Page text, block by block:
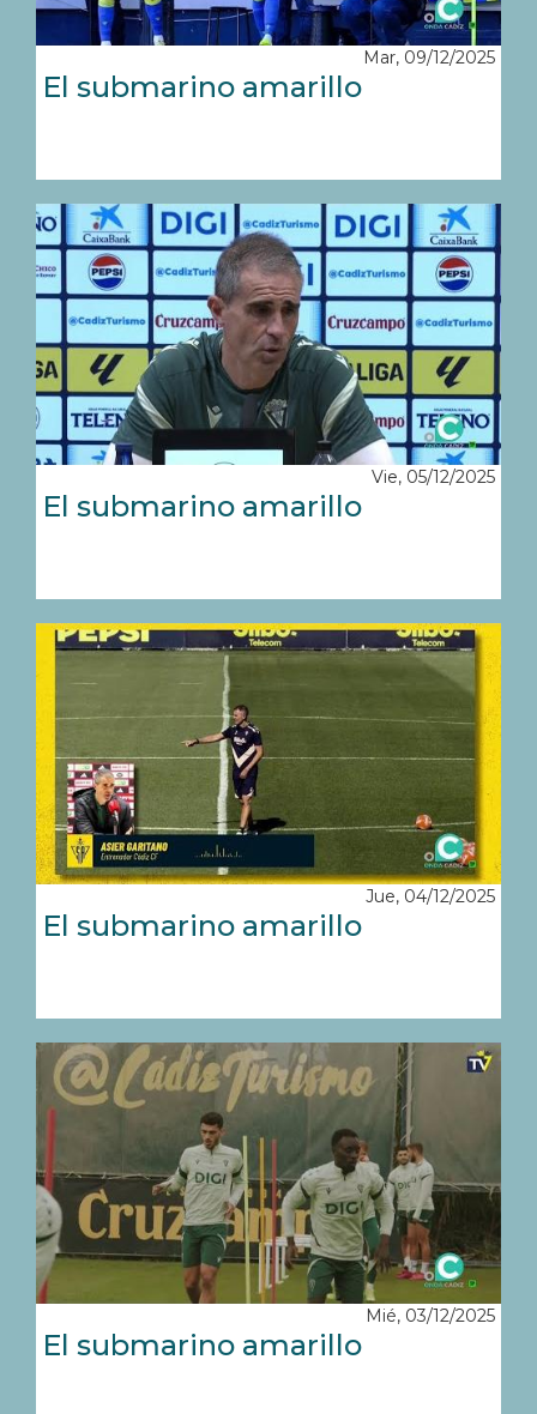
Mar, 09/12/2025
El submarino amarillo
Vie, 05/12/2025
El submarino amarillo
Jue, 04/12/2025
El submarino amarillo
Mié, 03/12/2025
El submarino amarillo